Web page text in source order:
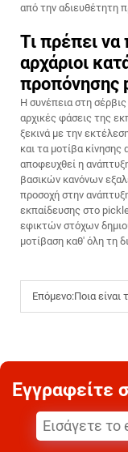
από την αδιευθέτητη
Τι πρέπει να
αρχάριοι
προπόνησης
Η συνέπεια στη
αρχικές φάσεις της
ξεκινά με την
και τα μοτίβα
αποφευχθεί η
βασικών κανόνων
προσοχή στην
εκπαίδευσης στο
εφικτών στόχων
μοτίβαση καθ' όλη τη
Επόμενο:Ποια είναι τα